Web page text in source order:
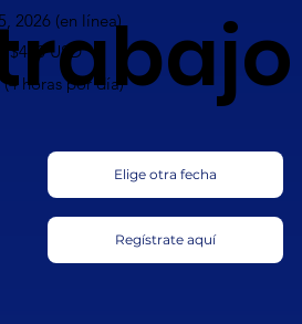
2026 (en línea)
Elige otra fecha
horas por día)
Regístrate aquí
$420 USD